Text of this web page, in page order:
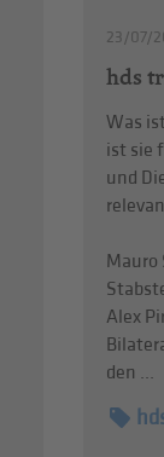
23/07/
hds
Was
ist sie
und
Mauro
Alex
den ...